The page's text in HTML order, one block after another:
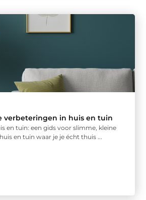
verbeteringen in huis en tuin
en tuin: een gids voor slimme, kleine
en tuin waar je je écht thuis ...